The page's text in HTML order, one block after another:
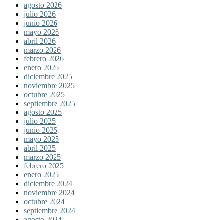
agosto 2026
julio 2026
junio 2026
mayo 2026
abril 2026
marzo 2026
febrero 2026
enero 2026
diciembre 2025
noviembre 2025
octubre 2025
septiembre 2025
agosto 2025
julio 2025
junio 2025
mayo 2025
abril 2025
marzo 2025
febrero 2025
enero 2025
diciembre 2024
noviembre 2024
octubre 2024
septiembre 2024